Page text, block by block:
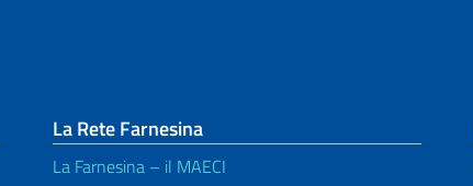
La Rete Farnesina
La Farnesina – il MAECI